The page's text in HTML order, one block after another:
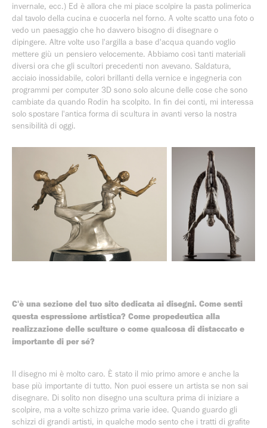
invernale, ecc.) Ed è allora che mi piace scolpire la pasta polimerica
dal tavolo della cucina e cuocerla nel forno. A volte scatto una foto o
vedo un paesaggio che ho davvero bisogno di disegnare o
dipingere. Altre volte uso l'argilla a base d'acqua quando voglio
mettere giù un pensiero velocemente. Abbiamo così tanti materiali
diversi ora che gli scultori precedenti non avevano. Saldatura,
acciaio inossidabile, colori brillanti della vernice e ingegneria con
programmi per computer 3D sono solo alcune delle cose che sono
cambiate da quando Rodin ha scolpito. In fin dei conti, mi interessa
solo spostare l'antica forma di scultura in avanti verso la nostra
sensibilità di oggi.
C'è una sezione del tuo sito dedicata ai disegni. Come senti
questa espressione artistica? Come propedeutica alla
realizzazione delle sculture o come qualcosa di distaccato e
importante di per sé?
Il disegno mi è molto caro. È stato il mio primo amore e anche la
base più importante di tutto. Non puoi essere un artista se non sai
disegnare. Di solito non disegno una scultura prima di iniziare a
scolpire, ma a volte schizzo prima varie idee. Quando guardo gli
schizzi di grandi artisti, in qualche modo sento che i tratti di grafite